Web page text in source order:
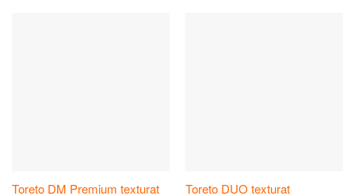
Toreto DM Premium texturat
Toreto DUO texturat